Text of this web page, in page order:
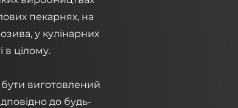
пекарнях, на
у кулінарних
в цілому.
бути виготовлений
до будь-